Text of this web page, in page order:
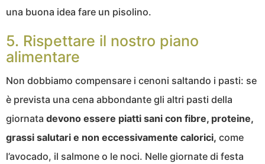
una buona idea fare un pisolino.
5. Rispettare il nostro piano
alimentare
Non dobbiamo compensare i cenoni saltando i pasti: se
è prevista una cena abbondante gli altri pasti della
giornata devono essere piatti sani con fibre, proteine,
grassi salutari e non eccessivamente calorici, come
l’avocado, il salmone o le noci. Nelle giornate di festa